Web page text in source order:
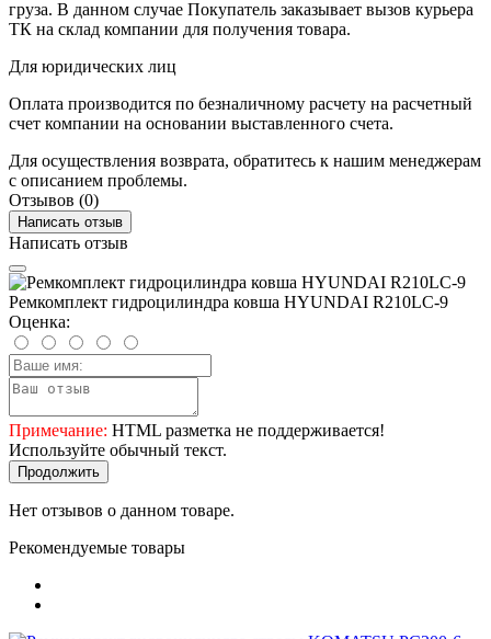
груза. В данном случае Покупатель заказывает вызов курьера
ТК на склад компании для получения товара.
Для юридических лиц
Оплата производится по безналичному расчету на расчетный
счет компании на основании выставленного счета.
Для осуществления возврата, обратитесь к нашим менеджерам
с описанием проблемы.
Отзывов (0)
Написать отзыв
Написать отзыв
Ремкомплект гидроцилиндра ковша HYUNDAI R210LC-9
Оценка:
Примечание: HTML разметка не поддерживается!
Используйте обычный текст.
Продолжить
Нет отзывов о данном товаре.
Рекомендуемые товары